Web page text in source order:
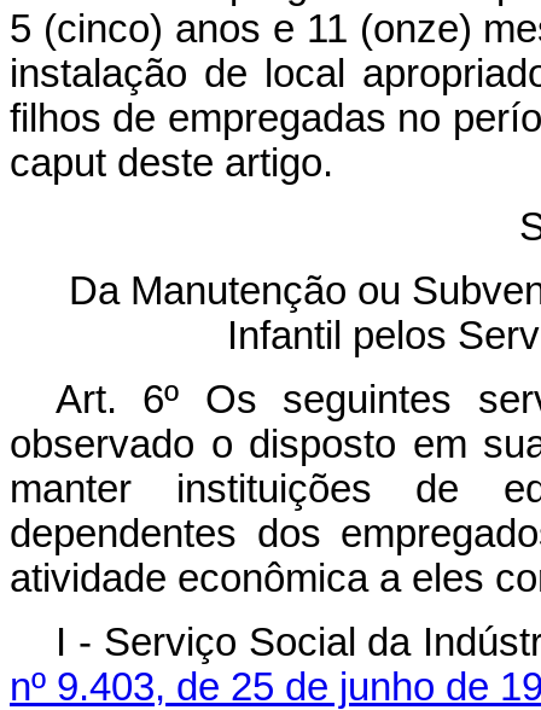
5 (cinco) anos e 11 (onze)
instalação de local
filhos de empregadas no
caput deste artigo.
Da Manutenção ou
Infantil pelos
Art. 6º Os seguintes
observado o disposto em
manter instituições de
dependentes dos
atividade econômica a eles
I - Serviço Social da
nº 9.403, de 25 de junho de